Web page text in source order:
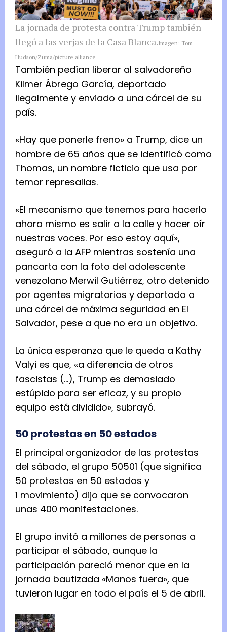
La jornada de protesta contra Trump también
llegó a las verjas de la Casa Blanca.Imagen: Tom
Hudson/Zuma/picture alliance
También pedían liberar al salvadoreño
Kilmer Ábrego García, deportado
ilegalmente y enviado a una cárcel de su
país.
«Hay que ponerle freno» a Trump, dice un
hombre de 65 años que se identificó como
Thomas, un nombre ficticio que usa por
temor represalias.
«El mecanismo que tenemos para hacerlo
ahora mismo es salir a la calle y hacer oír
nuestras voces. Por eso estoy aquí»,
aseguró a la AFP mientras sostenía una
pancarta con la foto del adolescente
venezolano Merwil Gutiérrez, otro detenido
por agentes migratorios y deportado a
una cárcel de máxima seguridad en El
Salvador, pese a que no era un objetivo.
La única esperanza que le queda a Kathy
Valyi es que, «a diferencia de otros
fascistas (…), Trump es demasiado
estúpido para ser eficaz, y su propio
equipo está dividido», subrayó.
50 protestas en 50 estados
El principal organizador de las protestas
del sábado, el grupo 50501 (que significa
50 protestas en 50 estados y
1 movimiento) dijo que se convocaron
unas 400 manifestaciones.
El grupo invitó a millones de personas a
participar el sábado, aunque la
participación pareció menor que en la
jornada bautizada «Manos fuera», que
tuvieron lugar en todo el país el 5 de abril.